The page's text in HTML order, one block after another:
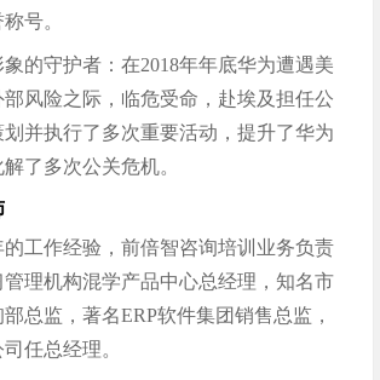
号。
的守护者：在2018年年底华为遭遇美
风险之际，临危受命，赴埃及担任公
并执行了多次重要活动，提升了华为
了多次公关危机。
的工作经验，前倍智咨询培训业务负责
管理机构混学产品中心总经理，知名市
总监，著名ERP软件集团销售总监，
任总经理。